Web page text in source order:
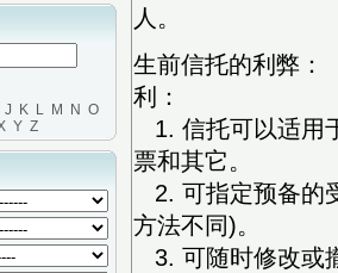
J K L M N O
Y Z
人。
生前信托的利弊：
利：
1. 信托可以适用
票和其它。
2. 可指定预备的
方法不同)。
3. 可随时修改或